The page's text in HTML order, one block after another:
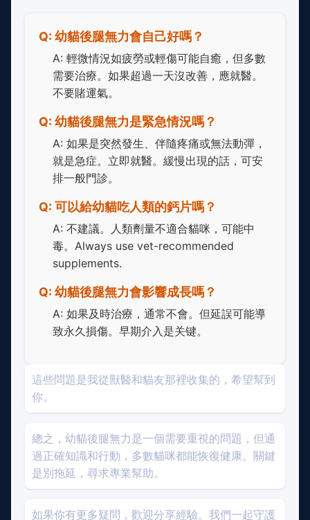
Q: 幼貓後腿無力會自己好嗎？
A: 輕微情況如疲勞或輕傷可能自癒，但多數
需要治療。如果超過一天沒改善，應就醫。
不要賭運氣。
Q: 幼貓後腿無力是緊急情況嗎？
A: 如果是突然發生、伴隨疼痛或無法動彈，
就是急症。立即就醫。緩慢出現的話，可安
排一般門診。
Q: 可以給幼貓吃人類的鈣片嗎？
A: 不建議。人類劑量不適合貓咪，可能中
毒。Always use vet-recommended
supplements.
Q: 幼貓後腿無力會影響成長嗎？
A: 如果及時治療，通常不會。但延誤可能導
致永久損傷。早期介入是关键。
這些問題是我從獸醫和貓友那裡收集的，希望幫到
你。
總之，幼貓後腿無力是一個需要重視的問題，但通
過正確知識和行動，多數貓咪都能恢復健康。關鍵
是別拖延，尋求專業幫助。
如果你有更多疑問，歡迎分享經驗。我們一起守護